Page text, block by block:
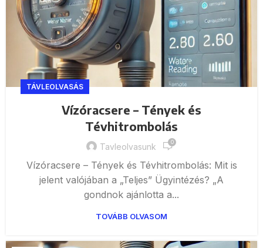
TÁVLEOLVASÁS
Vízóracsere – Tények és
Tévhitrombolás
Tavleolvasunk 0
Vízóracsere – Tények és Tévhitrombolás: Mit is
jelent valójában a „Teljes” Ügyintézés? „A
gondnok ajánlotta a...
TOVÁBB OLVASOM